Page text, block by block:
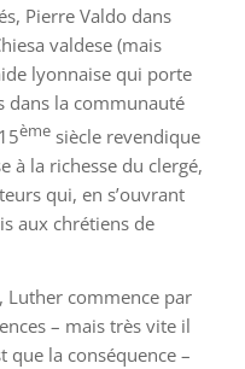
Pierre Valdo dans
valdese (mais
lyonnaise qui porte
dans la communauté
èmesiècle revendique
à la richesse du clergé,
qui, en s’ouvrant
aux chrétiens de
Luther commence par
– mais très vite il
que la conséquence –